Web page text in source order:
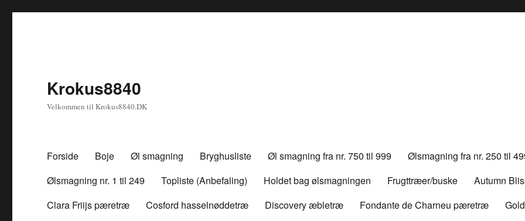
Krokus8840
Velkommen til Krokus8840.DK
Forside Boje Øl smagning Bryghusliste Øl smagning fra nr. 750 til 999 Ølsmagning fra nr. 250 til
Ølsmagning nr. 1 til 249
Topliste (Anbefaling) Holdet bag ølsmagningen Frugttræer/buske Autumn
Clara Friijs pæretræ
Cosford hasselnøddetræ Discovery æbletræ Fondante de Charneu pæretræ